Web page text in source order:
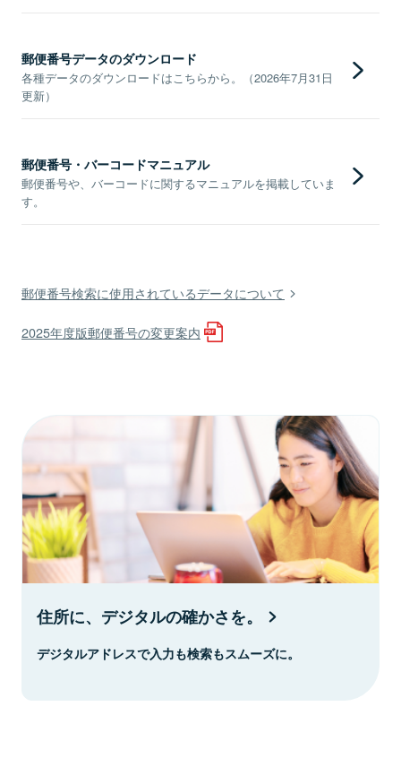
郵便番号データのダウンロード
各種データのダウンロードはこちらから。（2026年7月31日
更新）
郵便番号・バーコードマニュアル
郵便番号や、バーコードに関するマニュアルを掲載していま
す。
郵便番号検索に使用されているデータについて
2025年度版郵便番号の変更案内
住所に、デジタルの確かさを。
デジタルアドレスで入力も検索もスムーズに。